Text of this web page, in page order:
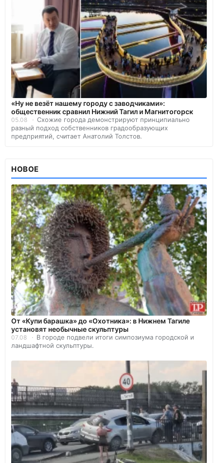
«Ну не везёт нашему городу с заводчиками»:
общественник сравнил Нижний Тагил и Магнитогорск
05.08
Схожие города демонстрируют принципиально
разный подход собственников градообразующих
предприятий, считает Анатолий Толстов.
НОВОЕ
От «Купи барашка» до «Охотника»: в Нижнем Тагиле
установят необычные скульптуры
07.08
В городе подвели итоги симпозиума городской и
ландшафтной скульптуры.